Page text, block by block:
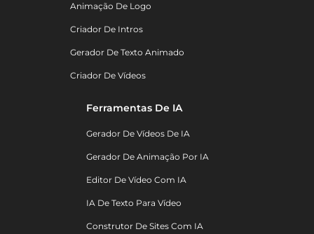
Animação De Logo
Criador De Intros
Gerador De Texto Animado
Criador De Vídeos
Ferramentas De IA
Gerador De Vídeos De IA
Gerador De Animação Por IA
Editor De Vídeo Com IA
IA De Texto Para Vídeo
Construtor De Sites Com IA